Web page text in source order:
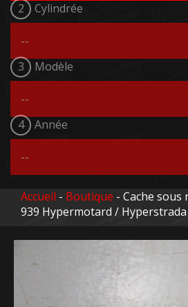
2 Cylindrée
3 Modèle
4 Année
Accueil - Boutique - Cache sous
939 Hypermotard / Hyperstrada